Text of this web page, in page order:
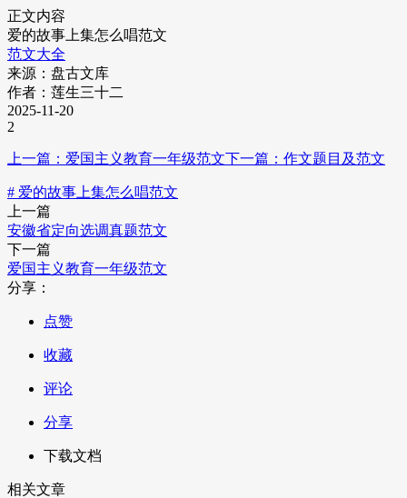
正文内容
爱的故事上集怎么唱范文
范文大全
来源：盘古文库
作者：莲生三十二
2025-11-20
2
上一篇：爱国主义教育一年级范文下一篇：作文题目及范文
# 爱的故事上集怎么唱范文
上一篇
安徽省定向选调真题范文
下一篇
爱国主义教育一年级范文
分享：
点赞
收藏
评论
分享
下载文档
相关文章